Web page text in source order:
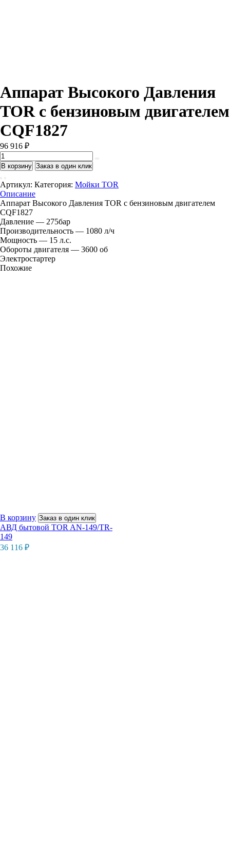
Аппарат Высокого Давления
TOR с бензиновым двигателем
CQF1827
96 916 ₽
Количество
товара
Аппарат
Высокого
Давления
TOR
с
бензиновым
двигателем
CQF1827
В корзину Заказ в один клик
Артикул: Категория: Мойки TOR
Описание
Аппарат Высокого Давления TOR с бензиновым двигателем
CQF1827
Давление — 275бар
Производительность — 1080 л/ч
Мощность — 15 л.с.
Обороты двигателя — 3600 об
Электростартер
Похожие
В корзину Заказ в один клик
АВД бытовой TOR AN-149/TR-
149
36 116 ₽